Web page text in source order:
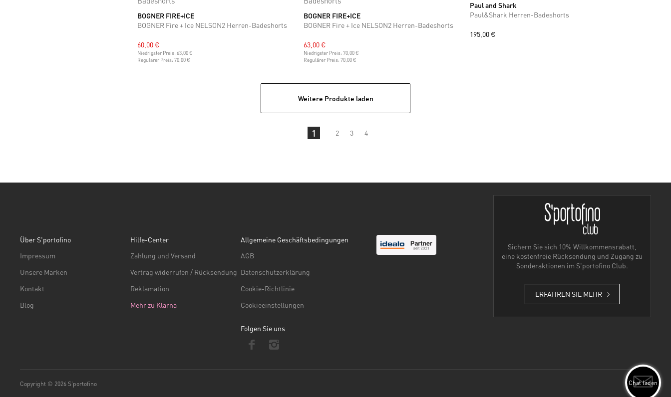
S M L XL XXL
BOGNER FIRE+ICE
BOGNER Fire + Ice NELSON2 Herren-Badeshorts
60,00 €
Niedrigster Preis: 63,00 €
Regulärer Preis: 70,00 €
M L XL XXL
BOGNER FIRE+ICE
BOGNER Fire + Ice NELSON2 Herren-Badeshorts
63,00 €
Niedrigster Preis: 70,00 €
Regulärer Preis: 70,00 €
XL
Paul and Shark
Paul&Shark Herren-Badeshorts
195,00 €
Weitere Produkte laden
1 2 3 4
Sichern Sie sich 10% Willkommensrabatt,
eine kostenfreie Rücksendung und Zugang zu
Sonderaktionen im S'portofino Club.
ERFAHREN SIE MEHR
Über S'portofino
Impressum
Unsere Marken
Kontakt
Blog
Hilfe-Center
Zahlung und Versand
Vertrag widerrufen / Rücksendung
Reklamation
Mehr zu Klarna
Allgemeine Geschäftsbedingungen
AGB
Datenschutzerklärung
Cookie-Richtlinie
Cookieeinstellungen
Folgen Sie uns
Copyright © 2026 S'portofino Chat laden